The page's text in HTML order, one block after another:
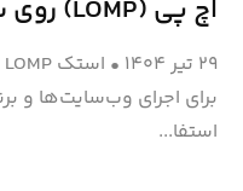
اچ پی (LOMP) روی سرور مجازی اوبونتو
۲۹ تیر ۱۴۰۴ •
استفا...